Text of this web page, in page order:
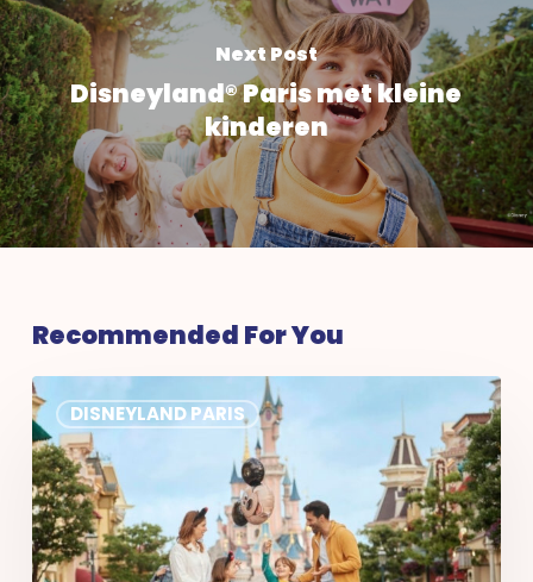
Next Post
Disneyland® Paris met kleine
kinderen
Recommended For You
DISNEYLAND PARIS
Discoveroo
klanten
Disneyland®
Paris